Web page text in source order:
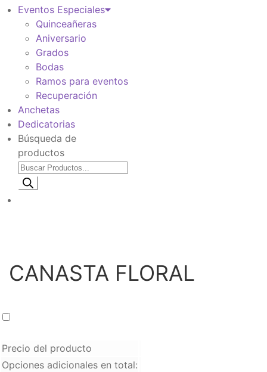
Eventos Especiales
Quinceañeras
Aniversario
Grados
Bodas
Ramos para eventos
Recuperación
Anchetas
Dedicatorias
Búsqueda de
productos
CANASTA FLORAL
Precio del producto
Opciones adicionales en total: